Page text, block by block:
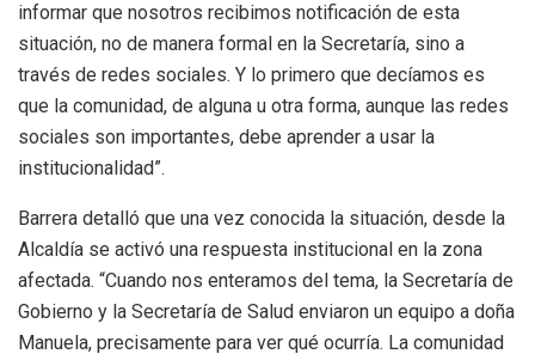
informar que nosotros recibimos notificación de esta
situación, no de manera formal en la Secretaría, sino a
través de redes sociales. Y lo primero que decíamos es
que la comunidad, de alguna u otra forma, aunque las redes
sociales son importantes, debe aprender a usar la
institucionalidad”.
Barrera detalló que una vez conocida la situación, desde la
Alcaldía se activó una respuesta institucional en la zona
afectada. “Cuando nos enteramos del tema, la Secretaría de
Gobierno y la Secretaría de Salud enviaron un equipo a doña
Manuela, precisamente para ver qué ocurría. La comunidad